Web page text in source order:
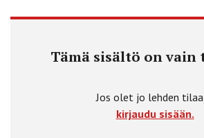
Tämä sisältö on
Jos olet jo lehden
kirjaudu sisään.